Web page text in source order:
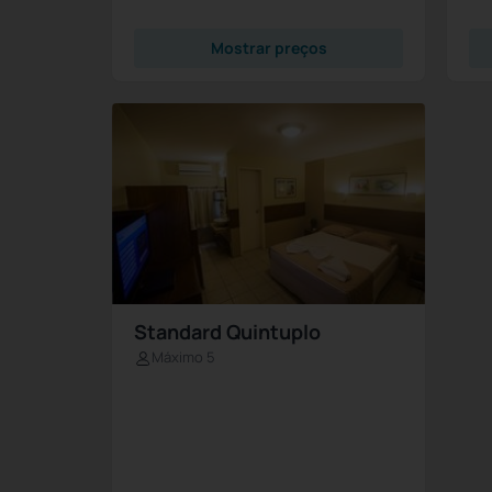
Mostrar preços
Standard Quintuplo
Máximo 5